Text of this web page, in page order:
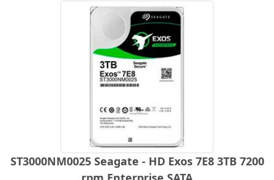
ST3000NM0025 Seagate - HD Exos 7E8 3TB 7200